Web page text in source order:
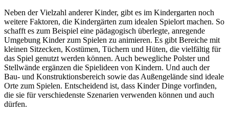
Neben der Vielzahl anderer Kinder, gibt es im Kindergarten noch
weitere Faktoren, die Kindergärten zum idealen Spielort machen. So
schafft es zum Beispiel eine pädagogisch überlegte, anregende
Umgebung Kinder zum Spielen zu animieren. Es gibt Bereiche mit
kleinen Sitzecken, Kostümen, Tüchern und Hüten, die vielfältig für
das Spiel genutzt werden können. Auch bewegliche Polster und
Stellwände ergänzen die Spielideen von Kindern. Und auch der
Bau- und Konstruktionsbereich sowie das Außengelände sind ideale
Orte zum Spielen. Entscheidend ist, dass Kinder Dinge vorfinden,
die sie für verschiedenste Szenarien verwenden können und auch
dürfen.